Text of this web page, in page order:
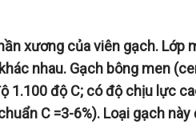
xương của viên gạch. Lớp
nhau. Gạch bông men
1.100 độ C; có độ chịu lực
C =3-6%). Loại gạch